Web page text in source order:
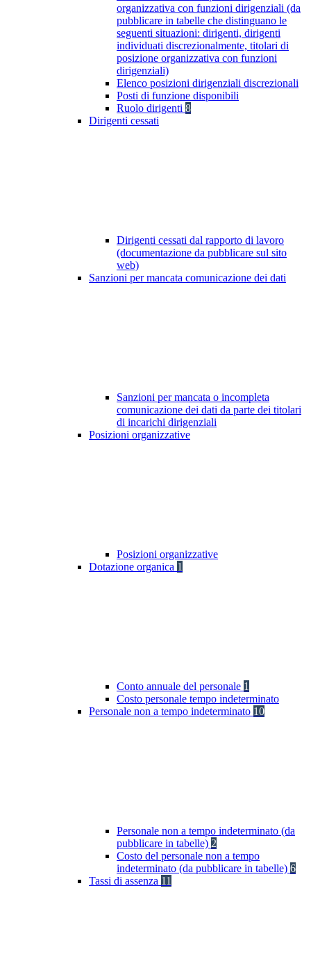
organizzativa con funzioni dirigenziali (da
pubblicare in tabelle che distinguano le
seguenti situazioni: dirigenti, dirigenti
individuati discrezionalmente, titolari di
posizione organizzativa con funzioni
dirigenziali)
Elenco posizioni dirigenziali discrezionali
Posti di funzione disponibili
Ruolo dirigenti 8
Dirigenti cessati
Dirigenti cessati dal rapporto di lavoro
(documentazione da pubblicare sul sito
web)
Sanzioni per mancata comunicazione dei dati
Sanzioni per mancata o incompleta
comunicazione dei dati da parte dei titolari
di incarichi dirigenziali
Posizioni organizzative
Posizioni organizzative
Dotazione organica 1
Conto annuale del personale 1
Costo personale tempo indeterminato
Personale non a tempo indeterminato 10
Personale non a tempo indeterminato (da
pubblicare in tabelle) 2
Costo del personale non a tempo
indeterminato (da pubblicare in tabelle) 6
Tassi di assenza 11